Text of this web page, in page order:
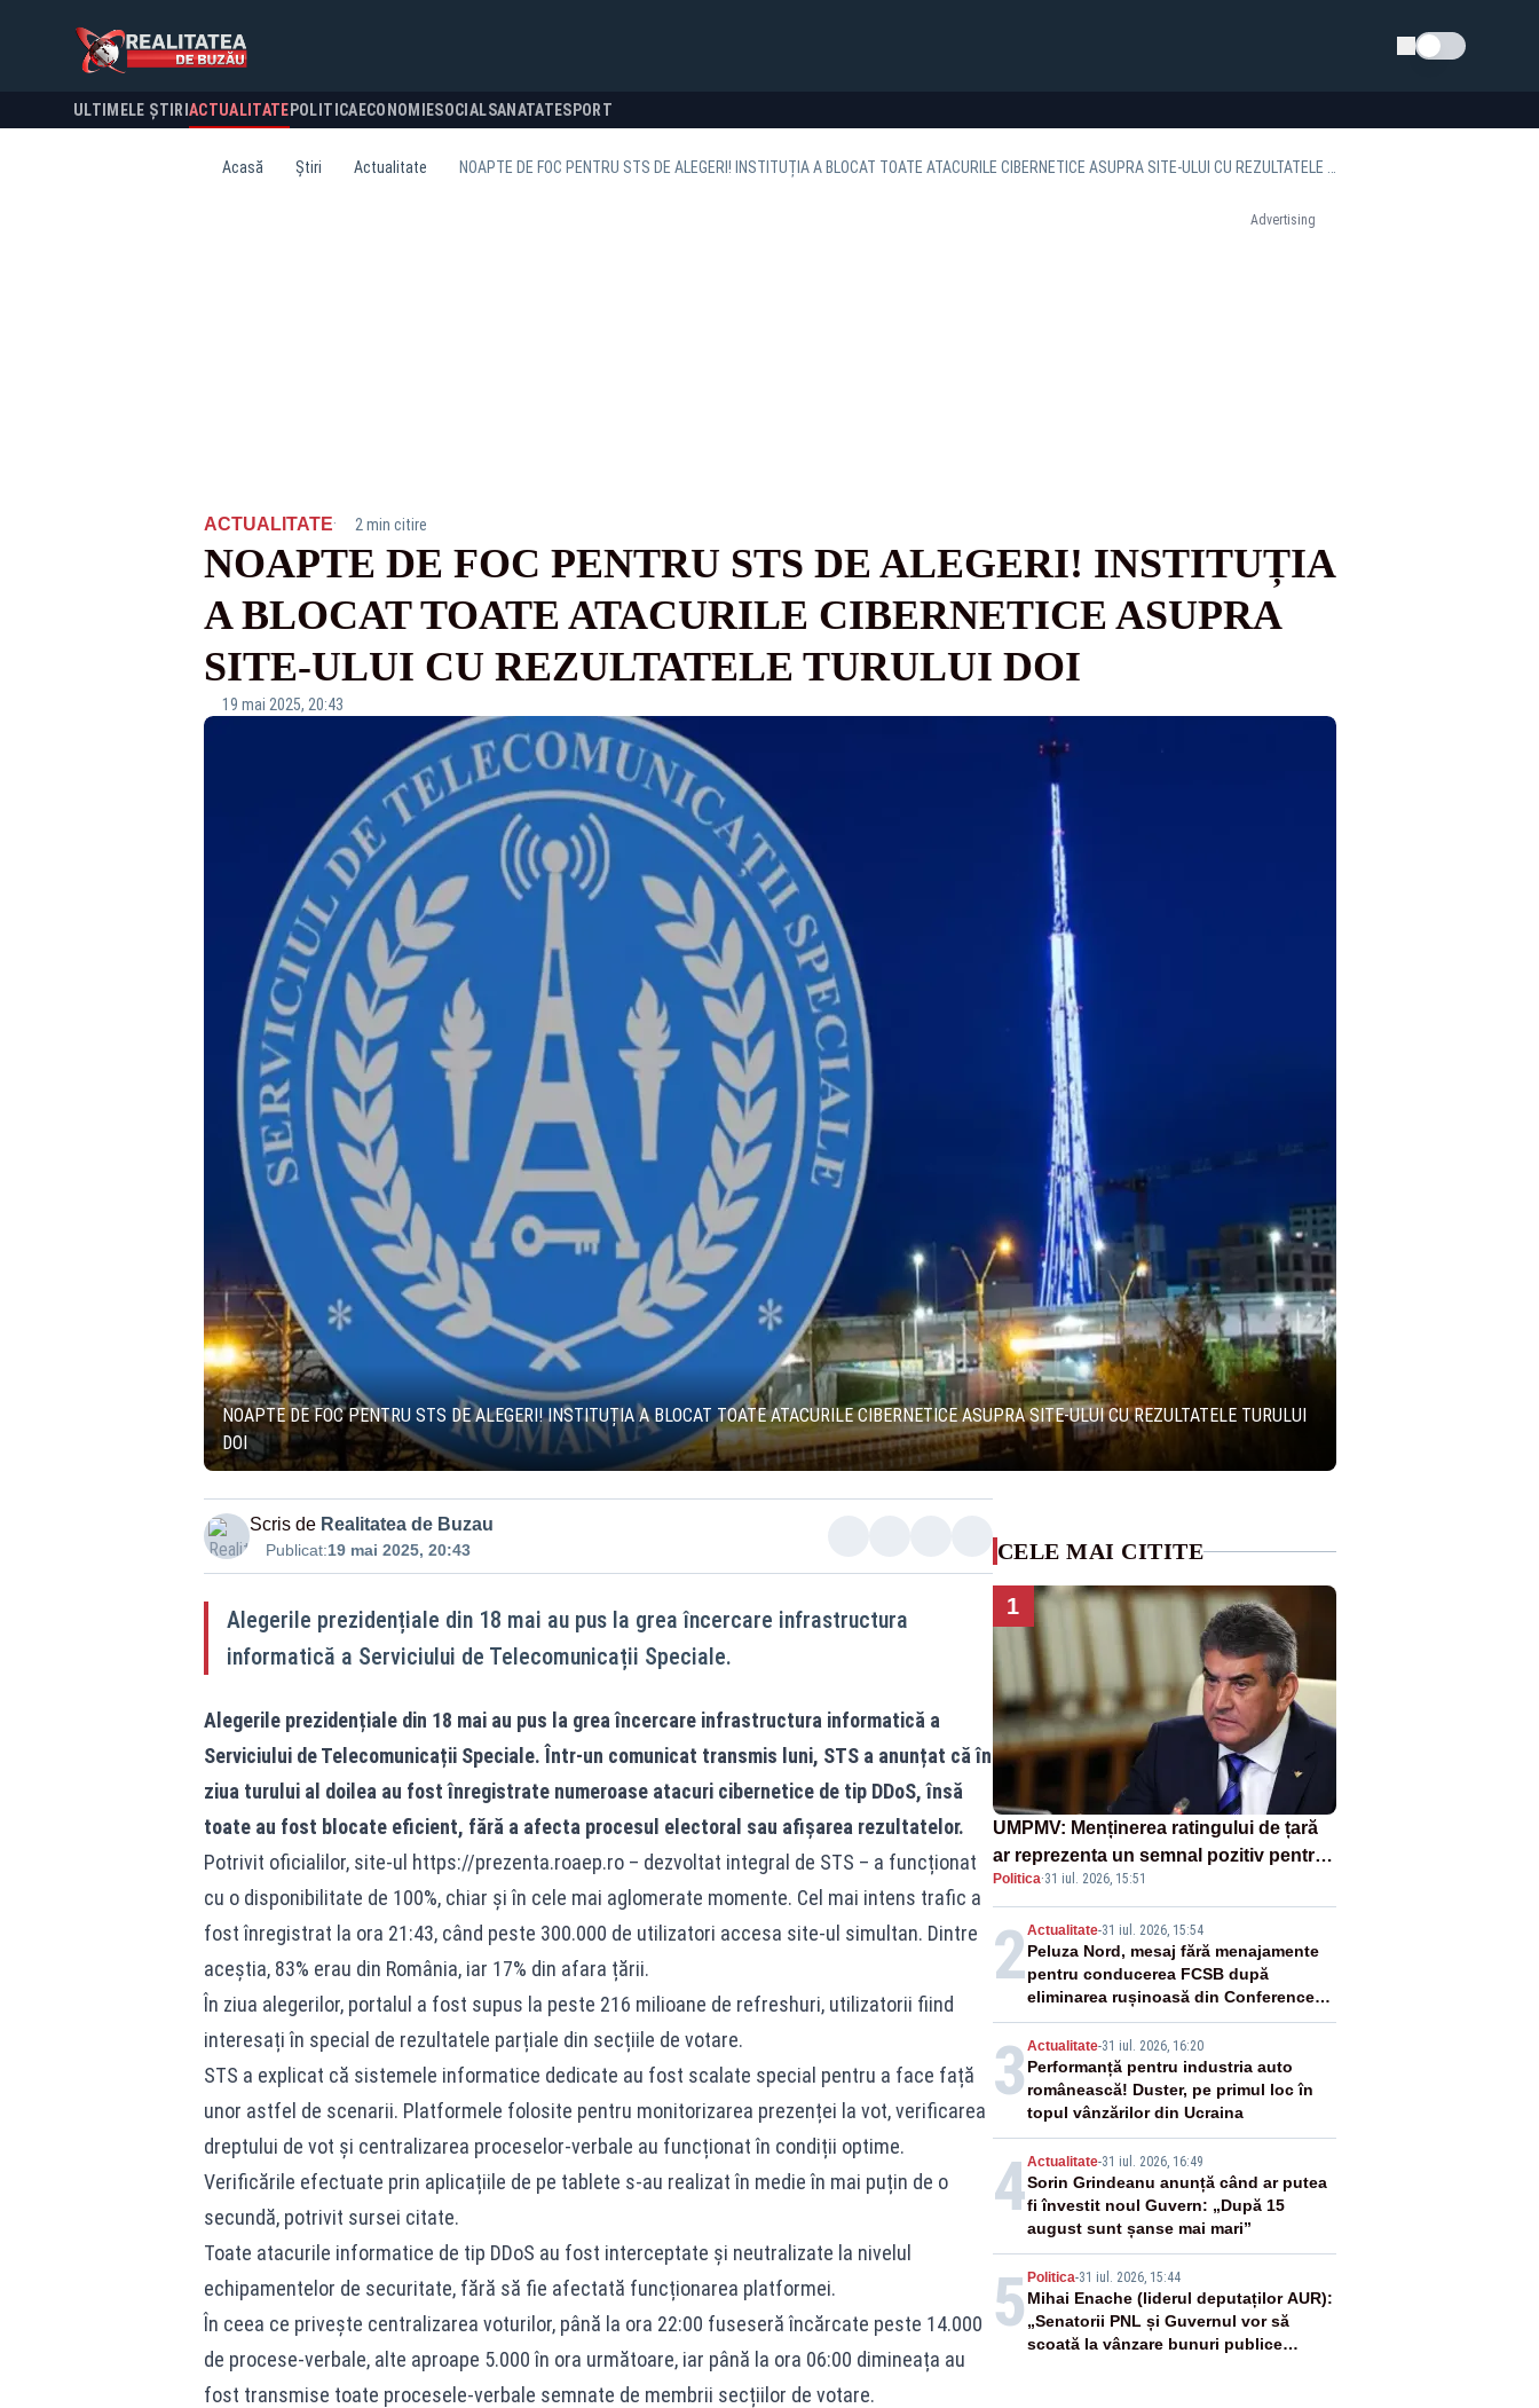
Schimba tema
ULTIMELE ȘTIRI ACTUALITATE POLITICA ECONOMIESOCIALSANATATESPORT
Acasă Știri Actualitate
Advertising
ACTUALITATE· 2 min citire
NOAPTE DE FOC PENTRU STS DE ALEGERI! INSTITUȚIA
A BLOCAT TOATE ATACURILE CIBERNETICE ASUPRA
SITE-ULUI CU REZULTATELE TURULUI DOI
19 mai 2025, 20:43
NOAPTE DE FOC PENTRU STS DE ALEGERI! INSTITUȚIA A BLOCAT TOATE ATACURILE CIBERNETICE ASUPRA SITE-ULUI CU REZULTATELE TURULUI
DOI
Scris de Realitatea de Buzau
Publicat:19 mai 2025, 20:43
Alegerile prezidențiale din 18 mai au pus la grea încercare infrastructura
informatică a Serviciului de Telecomunicații Speciale.
Alegerile prezidențiale din 18 mai au pus la grea încercare infrastructura informatică a
Serviciului de Telecomunicații Speciale. Într-un comunicat transmis luni, STS a anunțat că în
ziua turului al doilea au fost înregistrate numeroase atacuri cibernetice de tip DDoS, însă
toate au fost blocate eficient, fără a afecta procesul electoral sau afișarea rezultatelor.
Potrivit oficialilor, site-ul https://prezenta.roaep.ro – dezvoltat integral de STS – a funcționat
cu o disponibilitate de 100%, chiar și în cele mai aglomerate momente. Cel mai intens trafic a
fost înregistrat la ora 21:43, când peste 300.000 de utilizatori accesa site-ul simultan. Dintre
aceștia, 83% erau din România, iar 17% din afara țării.
În ziua alegerilor, portalul a fost supus la peste 216 milioane de refreshuri, utilizatorii fiind
interesați în special de rezultatele parțiale din secțiile de votare.
STS a explicat că sistemele informatice dedicate au fost scalate special pentru a face față
unor astfel de scenarii. Platformele folosite pentru monitorizarea prezenței la vot, verificarea
dreptului de vot și centralizarea proceselor-verbale au funcționat în condiții optime.
Verificările efectuate prin aplicațiile de pe tablete s-au realizat în medie în mai puțin de o
secundă, potrivit sursei citate.
Toate atacurile informatice de tip DDoS au fost interceptate și neutralizate la nivelul
echipamentelor de securitate, fără să fie afectată funcționarea platformei.
În ceea ce privește centralizarea voturilor, până la ora 22:00 fuseseră încărcate peste 14.000
de procese-verbale, alte aproape 5.000 în ora următoare, iar până la ora 06:00 dimineața au
fost transmise toate procesele-verbale semnate de membrii secțiilor de votare.
CELE MAI CITITE
1
UMPMV: Menținerea ratingului de țară
ar reprezenta un semnal pozitiv pentru
România. Autoritățile trebuie să
continue consolidarea stabilității
economice și financiare
Politica·31 iul. 2026, 15:51
2Actualitate-31 iul. 2026, 15:54
Peluza Nord, mesaj fără menajamente
pentru conducerea FCSB după
eliminarea rușinoasă din Conference
League
3 Actualitate-31 iul. 2026, 16:20
Performanță pentru industria auto
românească! Duster, pe primul loc în
topul vânzărilor din Ucraina
4Actualitate-31 iul. 2026, 16:49
Sorin Grindeanu anunță când ar putea
fi învestit noul Guvern: „După 15
august sunt șanse mai mari”
5 Politica-31 iul. 2026, 15:44
Mihai Enache (liderul deputaților AUR):
„Senatorii PNL și Guvernul vor să
scoată la vânzare bunuri publice